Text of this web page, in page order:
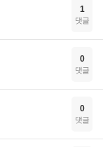
1
댓글
0
댓글
0
댓글